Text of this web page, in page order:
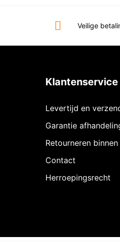
Veilige
Klantenservice
Levertijd en
Garantie
Retourneren
Contact
Herroepingsrecht